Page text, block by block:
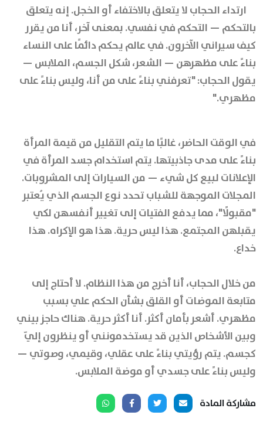
ارتداء الحجاب لا يتعلق بالاختفاء أو الخجل. إنه يتعلق
بالتحكم — التحكم في نفسي. بمعنى آخر، أنا من يقرر
كيف سيراني الآخرون. في عالم يحكم دائمًا على النساء
بناءً على مظهرهن — الشعر، شكل الجسم، الملابس —
يقول الحجاب: "تعرفني بناءً على من أنا، وليس بناءً على
مظهري."
في الوقت الحاضر، غالبًا ما يتم التقليل من قيمة المرأة
بناءً على مدى جاذبيتها. يتم استخدام جسد المرأة في
الإعلانات لبيع كل شيء — من السيارات إلى المشروبات.
المجلات الموجهة للشباب تحدد نوع الجسم الذي يُعتبر
"مقبولًا"، مما يدفع الفتيات إلى تغيير أنفسهن لكي
يقبلهن المجتمع. هذا ليس حرية. هذا هو الإكراه. هذا
خداع.
من خلال الحجاب، أنا أخرج من هذا النظام. لا أحتاج إلى
متابعة الموضات أو القلق بشأن الحكم علي بسبب
مظهري. أشعر بأمان أكثر. أنا أكثر حرية. هناك حاجز بيني
وبين الأشخاص الذين قد يستخدمونني أو ينظرون إليّ
كجسم. يتم رؤيتي بناءً على عقلي، وقيمي، وصوتي —
وليس بناءً على جسدي أو موضة الملابس.
مشاركة المادة